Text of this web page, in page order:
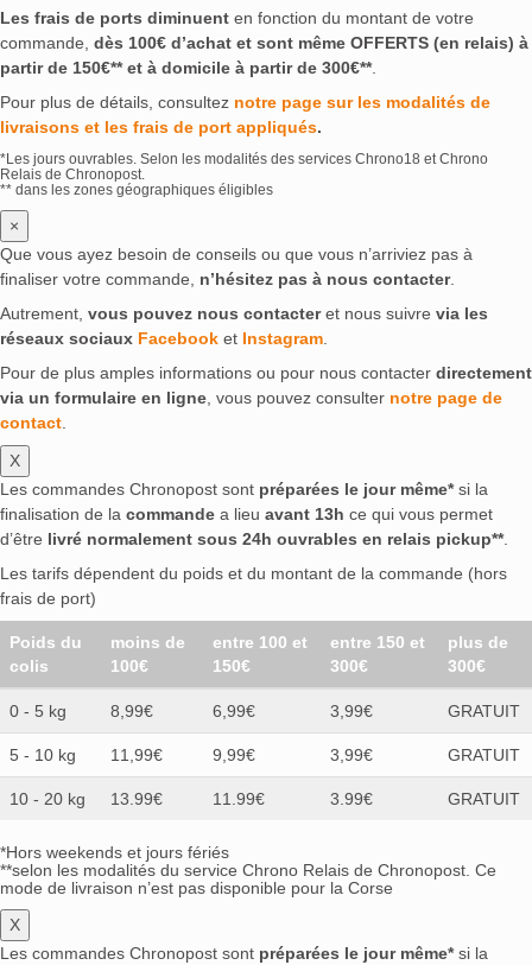
Les frais de ports diminuent en fonction du montant de votre
commande, dès 100€ d’achat et sont même OFFERTS (en relais) à
partir de 150€** et à domicile à partir de 300€**.
Pour plus de détails, consultez notre page sur les modalités de
livraisons et les frais de port appliqués.
*Les jours ouvrables. Selon les modalités des services Chrono18 et Chrono
Relais de Chronopost.
** dans les zones géographiques éligibles
×
Que vous ayez besoin de conseils ou que vous n’arriviez pas à
finaliser votre commande, n’hésitez pas à nous contacter.
Autrement, vous pouvez nous contacteret nous suivre via les
réseaux sociaux Facebook et Instagram.
Pour de plus amples informations ou pour nous contacter directement
via un formulaire en ligne, vous pouvez consulter notre page de
contact.
X
Les commandes Chronopost sont préparées le jour même*si la
finalisation de la commande a lieu avant 13h ce qui vous permet
d’être livré normalement sous 24h ouvrables en relais pickup**.
Les tarifs dépendent du poids et du montant de la commande (hors
frais de port)
Poids du
colis
moins de
100€
entre 100 et
150€
entre 150 et
300€
plus de
300€
0 - 5 kg 8,99€ 6,99€ 3,99€ GRATUIT
5 - 10 kg 11,99€ 9,99€ 3,99€ GRATUIT
10 - 20 kg 13.99€ 11.99€ 3.99€ GRATUIT
*Hors weekends et jours fériés
**selon les modalités du service Chrono Relais de Chronopost. Ce
mode de livraison n’est pas disponible pour la Corse
X
Les commandes Chronopost sont préparées le jour même*si la